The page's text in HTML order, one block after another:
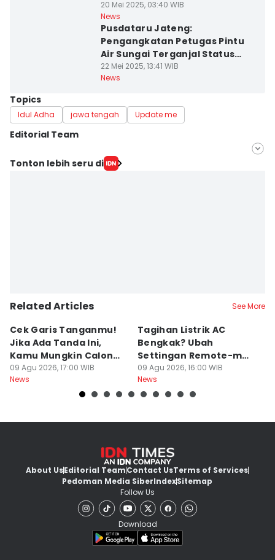
20 Mei 2025, 03:40 WIB
News
Pusdataru Jateng:
Pengangkatan Petugas Pintu
Air Sungai Terganjal Status
Kontrak
22 Mei 2025, 13:41 WIB
News
Topics
Idul Adha jawa tengah Update me
Editorial Team
Editor
Tonton lebih seru di
Related Articles See More
Cek Garis Tanganmu!
Jika Ada Tanda Ini,
Kamu Mungkin Calon
Orang Sukses
09 Agu 2026, 17:00 WIB
News
Tagihan Listrik AC
Bengkak? Ubah
Settingan Remote-mu
ke Mode Ini Mulai Nanti
Malam
09 Agu 2026, 16:00 WIB
News
About UsEditorial TeamContact UsTerms of Services
Pedoman Media SiberIndexSitemap
Follow Us
Download